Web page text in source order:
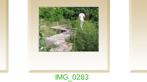
IMG_0283